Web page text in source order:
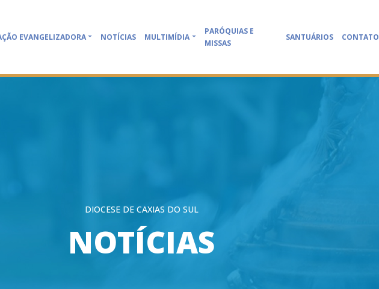
EVANGELIZADORA NOTÍCIAS MULTIMÍDIA
PARÓQUIAS E
MISSAS
SANTUÁRIOS CONTATO
DIOCESE DE CAXIAS DO SUL
NOTÍCIAS